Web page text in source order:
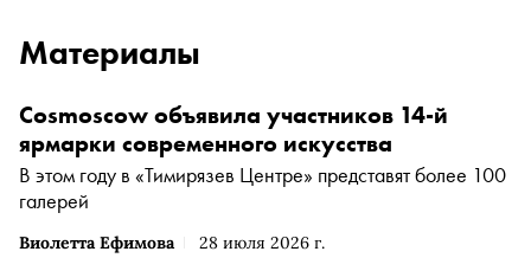
Материалы
Виолетта Ефимова 28 июля 2026 г.
Cosmoscow объявила участников 14-й
ярмарки современного искусства
В этом году в «Тимирязев Центре» представят более 100
галерей